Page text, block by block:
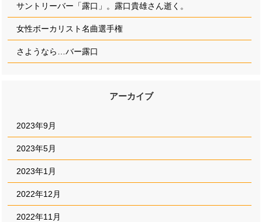
サントリーバー「露口」。露口貴雄さん逝く。
女性ボーカリスト名曲選手権
さようなら…バー露口
アーカイブ
2023年9月
2023年5月
2023年1月
2022年12月
2022年11月